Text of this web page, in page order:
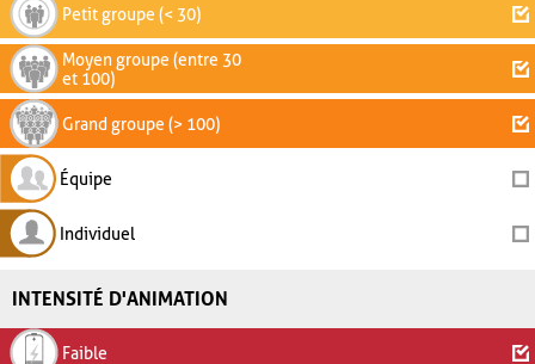
Petit groupe (< 30)
Moyen groupe (entre 30
et 100)
Grand groupe (> 100)
Équipe
Individuel
INTENSITÉ D'ANIMATION
Faible